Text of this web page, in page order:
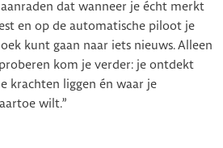
dat wanneer je écht merkt
en op de automatische piloot je
kunt gaan naar iets nieuws. Alleen
kom je verder: je ontdekt
krachten liggen én waar je
wilt.”